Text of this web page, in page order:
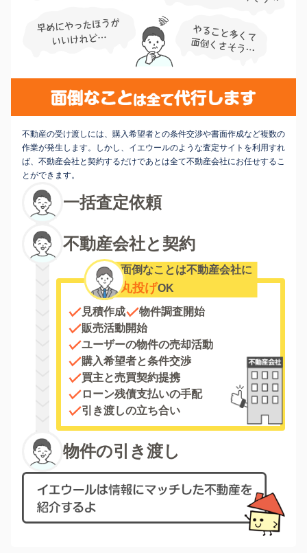
不動産の受け渡しには、購入希望者との条件交渉や書面作成など複数の
作業が発生します。しかし、イエウールのような査定サイトを利用すれ
ば、不動産会社と契約するだけであとは全て不動産会社にお任せするこ
とができます。
一括査定依頼
不動産会社と契約
面倒なことは不動産会社に
丸投げOK
見積作成
物件調査開始
販売活動開始
ユーザーの物件の売却活動
購入希望者と条件交渉
買主と売買契約提携
ローン残債支払いの手配
引き渡しの立ち合い
物件の引き渡し